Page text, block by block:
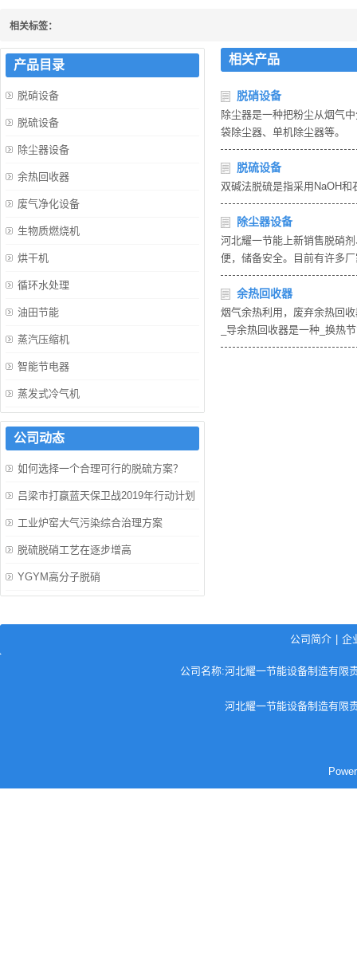
相关标签：
相关产品
脱硝设备
除尘器是一种把粉尘从烟气
袋除尘器、单机除尘器等。
脱硫设备
双碱法脱硫是指采用NaOH
除尘器设备
河北耀一节能上新销售脱硝
便，储备安全。目前有许多
余热回收器
烟气余热利用，废弃余热回
_导余热回收器是一种_换热
产品目录
脱硝设备
脱硫设备
除尘器设备
余热回收器
废气净化设备
生物质燃烧机
烘干机
循环水处理
油田节能
蒸汽压缩机
智能节电器
蒸发式冷气机
公司动态
如何选择一个合理可行的脱硫方案？
吕梁市打赢蓝天保卫战2019年行动计划
工业炉窑大气污染综合治理方案
脱硫脱硝工艺在逐步增高
YGYM高分子脱硝
公司简介 企
公司名称:河北耀一节能设备制造有限
河北耀一节能设备制造有限